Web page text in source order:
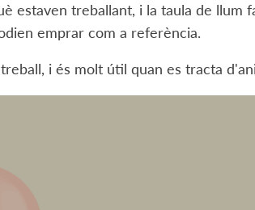
estaven treballant, i la taula de llum
emprar com a referència.
i és molt útil quan es tracta